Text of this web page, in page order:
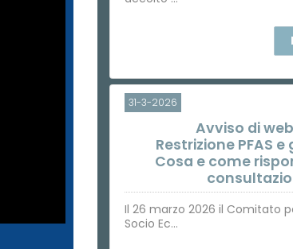
31-3-2026
Avviso di
Restrizione PFAS
Cosa e come
Il 26 marzo 2026 il Comitato
Socio Ec...